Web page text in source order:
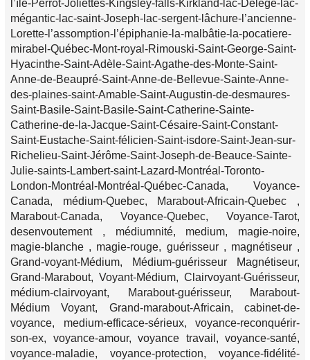
l’île-Perrot-Joliettes-Kingsley-falls-Kirkland-lac-Delege-lac-
mégantic-lac-saint-Joseph-lac-sergent-lâchure-l’ancienne-
Lorette-l’assomption-l’épiphanie-la-malbâtie-la-pocatiere-
mirabel-Québec-Mont-royal-Rimouski-Saint-George-Saint-
Hyacinthe-Saint-Adèle-Saint-Agathe-des-Monte-Saint-
Anne-de-Beaupré-Saint-Anne-de-Bellevue-Sainte-Anne-
des-plaines-saint-Amable-Saint-Augustin-de-desmaures-
Saint-Basile-Saint-Basile-Saint-Catherine-Sainte-
Catherine-de-la-Jacque-Saint-Césaire-Saint-Constant-
Saint-Eustache-Saint-félicien-Saint-isdore-Saint-Jean-sur-
Richelieu-Saint-Jérôme-Saint-Joseph-de-Beauce-Sainte-
Julie-saints-Lambert-saint-Lazard-Montréal-Toronto-
London-Montréal-Montréal-Québec-Canada, Voyance-
Canada, médium-Quebec, Marabout-Africain-Quebec ,
Marabout-Canada, Voyance-Quebec, Voyance-Tarot,
desenvoutement , médiumnité, medium, magie-noire,
magie-blanche , magie-rouge, guérisseur , magnétiseur ,
Grand-voyant-Médium, Médium-guérisseur Magnétiseur,
Grand-Marabout, Voyant-Médium, Clairvoyant-Guérisseur,
médium-clairvoyant, Marabout-guérisseur, Marabout-
Médium Voyant, Grand-marabout-Africain, cabinet-de-
voyance, medium-efficace-sérieux, voyance-reconquérir-
son-ex, voyance-amour, voyance travail, voyance-santé,
voyance-maladie, voyance-protection, voyance-fidélité-